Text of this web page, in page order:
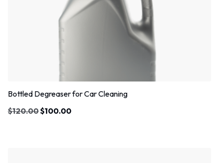
Bottled Degreaser for Car Cleaning
$120.00$100.00